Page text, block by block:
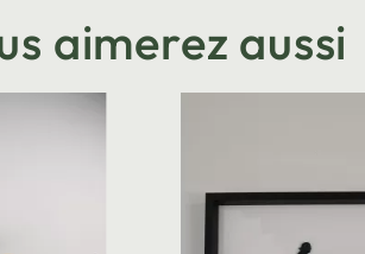
aimerez aussi